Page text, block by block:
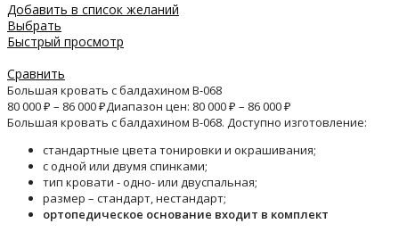
Добавить в список желаний
Выбрать
Быстрый просмотр
Сравнить
Большая кровать с балдахином B-068
80 000₽ – 86 000₽Диапазон цен: 80 000 ₽ – 86 000 ₽
Большая кровать с балдахином B-068. Доступно изготовление:
стандартные цвета тонировки и окрашивания;
с одной или двумя спинками;
тип кровати - одно- или двуспальная;
размер – стандарт, нестандарт;
ортопедическое основание входит в комплект